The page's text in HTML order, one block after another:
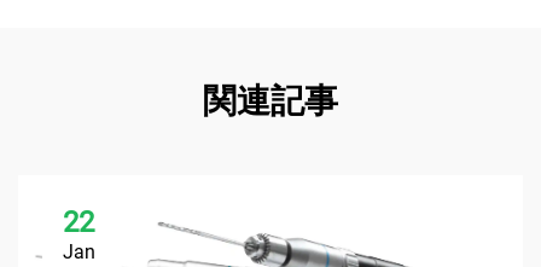
関連記事
22
Jan